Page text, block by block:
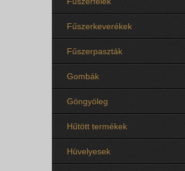
Fűszerkeverékek
Fűszerpaszták
Gombák
Göngyöleg
Hűtött termékek
Hüvelyesek